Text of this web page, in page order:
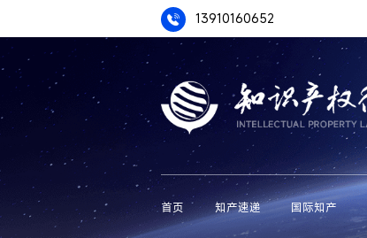
13910160652
首页 知产速递 国际知产